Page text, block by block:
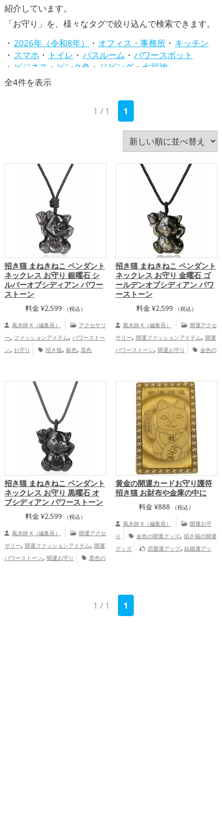
紹介しています。
「お守り」を、様々なタグで絞り込んで検索できます。
2026年（令和8年）
オフィス・事務所
キッチン
スマホ
トイレ バスルーム
パワースポット
ビジネス
ピンク色 リビング
七福神
兎・卯年（うどし）
四神（四獣）・五神獣
旧2024年（令和6年）
旧2025年（令和7年）
書斎・勉強部屋
猪・亥年（いのししどし）
玄関
瓢箪(ひょうたん)
白色
神社仏閣 緑色
羊・未年（ひつじどし）
虎・寅年（とらどし）
蛇・巳年（みどし）
蛙(カエル)
赤色 銀色
青色
風水・家相
鶏・酉年（とりどし）
鼠・子年（ねずみどし）
龍・辰年（たつどし）
全4件を表示新
1 / 1 1
招き猫 まねきねこ ペンダント
ネックレス お守り 銀曜石 シ
ルバーオブシディアン パワー
ストーン
料金 ¥2,599 （税込）
風水師 K（編集長）
アクセサリ
ー, ファッションアイテム, パワーストー
ン, お守り 招き猫, 銀色, 黒色
招き猫 まねきねこ ペンダント
ネックレス お守り 金曜石 ゴ
ールデンオブシディアン パワ
ーストーン
料金 ¥2,599 （税込）
風水師 K（編集長）
開運アクセ
サリー, 開運ファッションアイテム, 開運
パワーストーン, 開運お守り
金色の
家庭運・家族運アップ,総合運・全体
運アップ
招き猫 まねきねこ ペンダント
ネックレス お守り 黒曜石 オ
ブシディアン パワーストーン
料金 ¥2,599 （税込）
風水師 K（編集長）
開運アクセ
サリー, 開運ファッションアイテム, 開運
パワーストーン, 開運お守り
黒色の
黄金の開運カードお守り護符
招き猫 お財布や金庫の中に
料金 ¥888 （税込）
風水師 K（編集長）
開運お守
り
金色の開運グッズ, 招き猫の開運
グッズ
恋愛運アップ, 結婚運アッ
1 / 1 1